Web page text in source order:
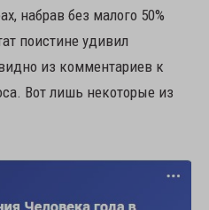
набрав без малого 50%
поистине удивил
из комментариев к
Вот лишь некоторые из